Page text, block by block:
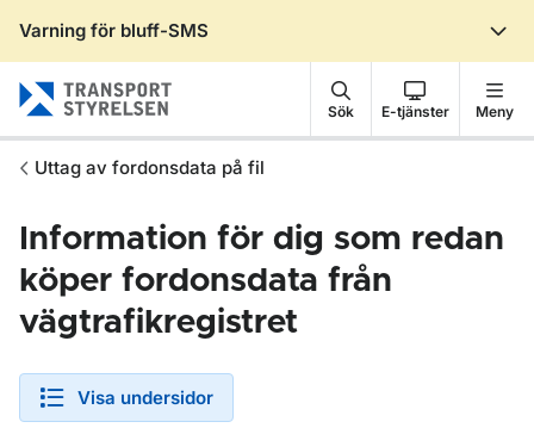
Varning för bluff-SMS
Sök E-tjänster Meny
Uttag av fordonsdata på fil
Information för dig som redan
köper fordonsdata från
vägtrafikregistret
Visa undersidor